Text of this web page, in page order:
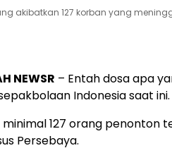
akibatkan 127 korban yang
NEWSR – Entah dosa apa
Indonesia saat ini.
minimal 127 orang penonton
Persebaya.